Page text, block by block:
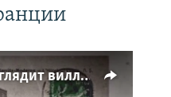
Домик у океана. Как выглядит вилла для Людмилы Путиной – репортаж с юга Франции